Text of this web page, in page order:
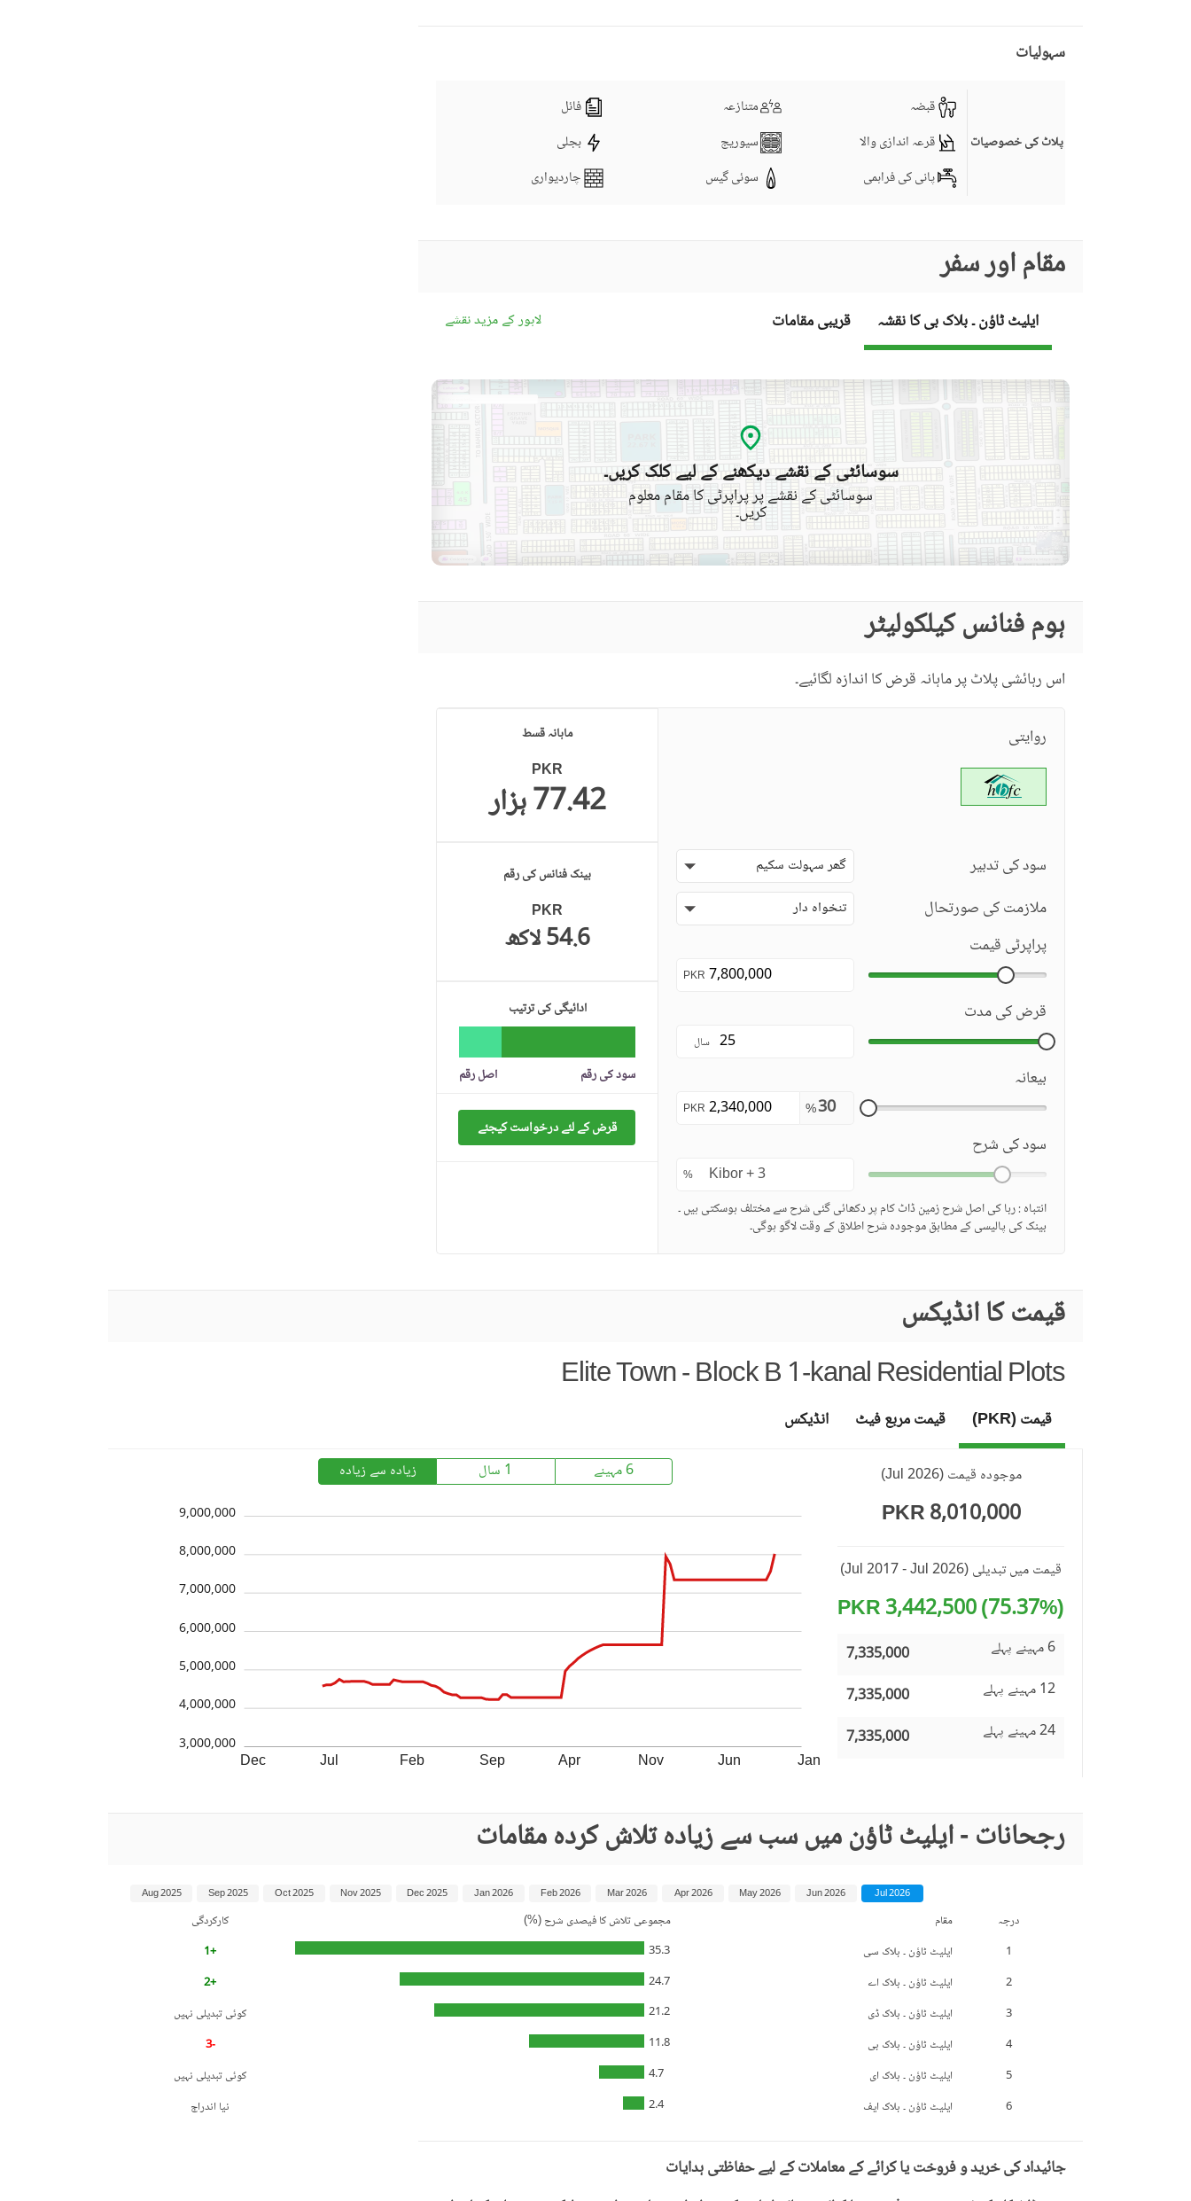
سہولیات
پلاٹ کی خصوصیات
قبضہ متنازعہ
فائل
قرعہ اندازی والا
سیوریج
بجلی
پانی کی فراہمی
سوئی گیس چاردیواری
مقام اور سفر
ایلیٹ ٹاؤن ۔ بلاک بی کا نقشہ قریبی مقامات لاہور کے مزید نقشے
سوسائٹی کے نقشے دیکھنے کے لیے کلک کریں۔
سوسائٹی کے نقشے پر پراپرٹی کا مقام معلوم
کریں۔
ہوم فنانس کیلکولیٹر
اس رہائشی پلاٹ پر ماہانہ قرض کا اندازہ لگائیے۔
روایتی
سود کی تدبیر گھر سہولت سکیم
ملازمت کی صورتحال تنخواہ دار
پراپرٹی قیمت
PKR
قرض کی مدت
سال
بیعانہ
%
PKR
سود کی شرح
%
انتباہ : ربا کی اصل شرح زمین ڈاٹ کام پر دکھائی گئی شرح سے مختلف ہوسکتی ہیں ۔
بینک کی پالیسی کے مطابق موجودہ شرح اطلاق کے وقت لاگو ہوگی۔
ماہانہ قسط
PKR
77.42 ہزار
بینک فنانس کی رقم
PKR
54.6 لاکھ
ادائیگی کی ترتیب
سود کی رقم اصل رقم
قرض کے لئے درخواست کیجئے
قیمت کا انڈیکس
Elite Town - Block B 1-kanal Residential Plots
موجودہ قیمت(
Jul 2026
)
8,010,000 PKR
قیمت میں تبدیلی(Jul 2017 - Jul 2026)
(75.37%) 3,442,500 PKR
6 مہینے پہلے
7,335,000
12 مہینے پہلے
7,335,000
24 مہینے پہلے
7,335,000
6 مہینے 1 سال زیادہ سے زیادہ
Dec Jul Feb Sep Apr Nov Jun Jan
3,000,000
4,000,000
5,000,000
6,000,000
7,000,000
8,000,000
9,000,000
قیمت (PKR) قیمت مربع فیٹ انڈیکس
رجحانات - ایلیٹ ٹاؤن میں سب سے زیادہ تلاش کردہ مقامات
درجہ مقام مجموعی تلاش کا فیصدی شرح (%)
کارکردگی
1
ایلیٹ ٹاؤن ۔ بلاک سی 35.3
+1
2
ایلیٹ ٹاؤن ۔ بلاک اے 24.7
+2
3
ایلیٹ ٹاؤن ۔ بلاک ڈی 21.2
کوئی تبدیلی نہیں
4
ایلیٹ ٹاؤن ۔ بلاک بی 11.8
-3
5
ایلیٹ ٹاؤن ۔ بلاک ای 4.7
کوئی تبدیلی نہیں
6
ایلیٹ ٹاؤن ۔ بلاک ایف 2.4 نیا اندراج
Jul 2026
Jun 2026
May 2026
Apr 2026
Mar 2026
Feb 2026
Jan 2026
Dec 2025
Nov 2025
Oct 2025
Sep 2025
Aug 2025
جائیداد کی خرید و فروخت یا کرائے کے معاملات کے لیے حفاظتی ہدایات